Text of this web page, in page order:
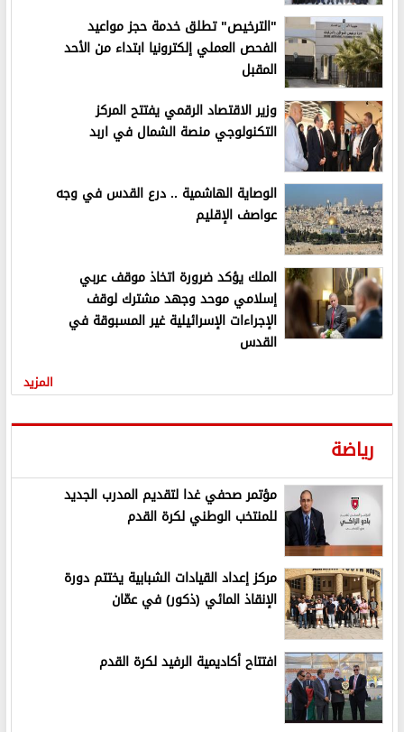
"الترخيص" تطلق خدمة حجز مواعيد
الفحص العملي إلكترونيا ابتداء من الأحد
المقبل
وزير الاقتصاد الرقمي يفتتح المركز
التكنولوجي منصة الشمال في اربد
الوصاية الهاشمية .. درع القدس في وجه
عواصف الإقليم
الملك يؤكد ضرورة اتخاذ موقف عربي
إسلامي موحد وجهد مشترك لوقف
الإجراءات الإسرائيلية غير المسبوقة في
القدس
المزيد
رياضة
مؤتمر صحفي غدا لتقديم المدرب الجديد
للمنتخب الوطني لكرة القدم
مركز إعداد القيادات الشبابية يختتم دورة
الإنقاذ المائي (ذكور) في عمّان
افتتاح أكاديمية الرفيد لكرة القدم